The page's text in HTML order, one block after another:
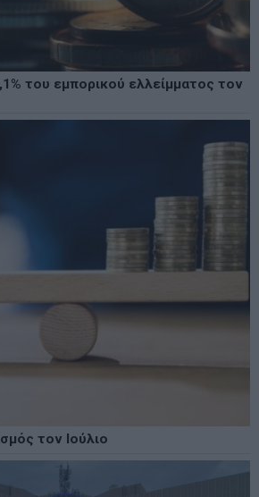
του εμπορικού ελλείμματος τον
τον Ιούλιο